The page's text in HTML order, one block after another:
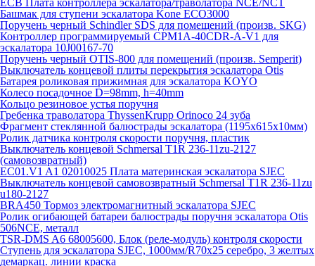
ECB Плата контроллера эскалатора/траволатора NCE/NCT
Башмак для ступени эскалатора Kone ECO3000
Поручень черный Schindler SDS для помещений (произв. SKG)
Контроллер программируемый CPM1A-40CDR-A-V1 для
эскалатора 10J00167-70
Поручень черный OTIS-800 для помещений (произв. Semperit)
Выключатель концевой плиты перекрытия эскалатора Otis
Батарея роликовая прижимная для эскалатора KOYO
Колесо посадочное D=98mm, h=40mm
Кольцо резиновое устья поручня
Гребенка траволатора ThyssenKrupp Orinoco 24 зуба
Фрагмент стеклянной балюстрады эскалатора (1195х615х10мм)
Ролик датчика контроля скорости поручня, пластик
Выключатель концевой Schmersal T1R 236-11zu-2127
(самовозвратный)
EC01.V1 A1 02010025 Плата материнская эскалатора SJEC
Выключатель концевой самовозвратный Schmersal T1R 236-11zu
u180-2127
BRA450 Тормоз электромагнитный эскалатора SJEC
Ролик огибающей батареи балюстрады поручня эскалатора Otis
506NCE, металл
TSR-DMS A6 68005600, Блок (реле-модуль) контроля скорости
Ступень для эскалатора SJEC, 1000мм/R70x25 серебро, 3 желтых
демаркац. линии краска